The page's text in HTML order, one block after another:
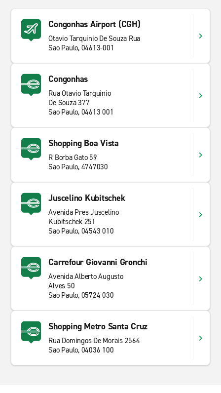
Congonhas Airport (CGH)
Otavio Tarquinio De Souza Rua
Sao Paulo, 04613-001
Congonhas
Rua Otavio Tarquinio
De Souza 377
Sao Paulo, 04613 001
Shopping Boa Vista
R Borba Gato 59
Sao Paulo, 4747030
Juscelino Kubitschek
Avenida Pres Juscelino
Kubitschek 251
Sao Paulo, 04543 010
Carrefour Giovanni Gronchi
Avenida Alberto Augusto
Alves 50
Sao Paulo, 05724 030
Shopping Metro Santa Cruz
Rua Domingos De Morais 2564
Sao Paulo, 04036 100